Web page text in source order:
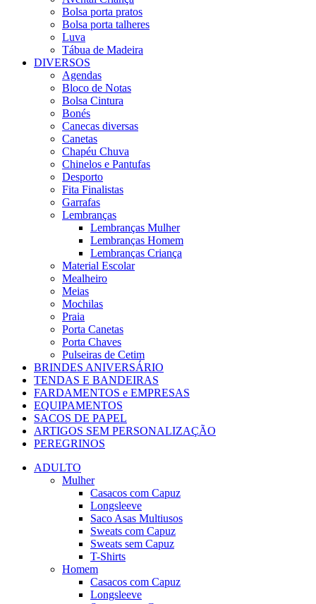
Bolsa porta pratos
Bolsa porta talheres
Luva
Tábua de Madeira
DIVERSOS
Agendas
Bloco de Notas
Bolsa Cintura
Bonés
Canecas diversas
Canetas
Chapéu Chuva
Chinelos e Pantufas
Desporto
Fita Finalistas
Garrafas
Lembranças
Lembranças Mulher
Lembranças Homem
Lembranças Criança
Material Escolar
Mealheiro
Meias
Mochilas
Praia
Porta Canetas
Porta Chaves
Pulseiras de Cetim
BRINDES ANIVERSÁRIO
TENDAS E BANDEIRAS
FARDAMENTOS e EMPRESAS
EQUIPAMENTOS
SACOS DE PAPEL
ARTIGOS SEM PERSONALIZAÇÃO
PEREGRINOS
ADULTO
Mulher
Casacos com Capuz
Longsleeve
Saco Asas Multiusos
Sweats com Capuz
Sweats sem Capuz
T-Shirts
Homem
Casacos com Capuz
Longsleeve